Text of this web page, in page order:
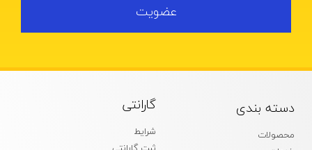
عضویت
دسته بندی
محصولات
گارانتی
شرایط